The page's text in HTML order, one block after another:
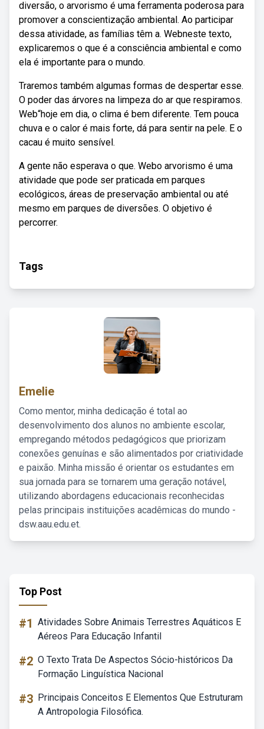
diversão, o arvorismo é uma ferramenta poderosa para
promover a conscientização ambiental. Ao participar
dessa atividade, as famílias têm a. Webneste texto,
explicaremos o que é a consciência ambiental e como
ela é importante para o mundo.
Traremos também algumas formas de despertar esse.
O poder das árvores na limpeza do ar que respiramos.
Web“hoje em dia, o clima é bem diferente. Tem pouca
chuva e o calor é mais forte, dá para sentir na pele. E o
cacau é muito sensível.
A gente não esperava o que. Webo arvorismo é uma
atividade que pode ser praticada em parques
ecológicos, áreas de preservação ambiental ou até
mesmo em parques de diversões. O objetivo é
percorrer.
Tags
Emelie
Como mentor, minha dedicação é total ao
desenvolvimento dos alunos no ambiente escolar,
empregando métodos pedagógicos que priorizam
conexões genuínas e são alimentados por criatividade
e paixão. Minha missão é orientar os estudantes em
sua jornada para se tornarem uma geração notável,
utilizando abordagens educacionais reconhecidas
pelas principais instituições acadêmicas do mundo -
dsw.aau.edu.et.
Top Post
#1 Atividades Sobre Animais Terrestres Aquáticos E
Aéreos Para Educação Infantil
#2 O Texto Trata De Aspectos Sócio-históricos Da
Formação Linguística Nacional
#3 Principais Conceitos E Elementos Que Estruturam
A Antropologia Filosófica.